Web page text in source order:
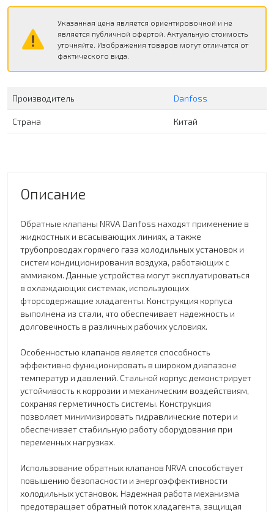
Указанная цена является ориентировочной и не
является публичной офертой. Актуальную стоимость
уточняйте. Изображения товаров могут отличатся от
фактического вида.
Производитель Danfoss
Страна Китай
Описание
Обратные клапаны NRVA Danfoss находят применение в
жидкостных и всасывающих линиях, а также
трубопроводах горячего газа холодильных установок и
систем кондиционирования воздуха, работающих с
аммиаком. Данные устройства могут эксплуатироваться
в охлаждающих системах, использующих
фторсодержащие хладагенты. Конструкция корпуса
выполнена из стали, что обеспечивает надежность и
долговечность в различных рабочих условиях.
Особенностью клапанов является способность
эффективно функционировать в широком диапазоне
температур и давлений. Стальной корпус демонстрирует
устойчивость к коррозии и механическим воздействиям,
сохраняя герметичность системы. Конструкция
позволяет минимизировать гидравлические потери и
обеспечивает стабильную работу оборудования при
переменных нагрузках.
Использование обратных клапанов NRVA способствует
повышению безопасности и энергоэффективности
холодильных установок. Надежная работа механизма
предотвращает обратный поток хладагента, защищая